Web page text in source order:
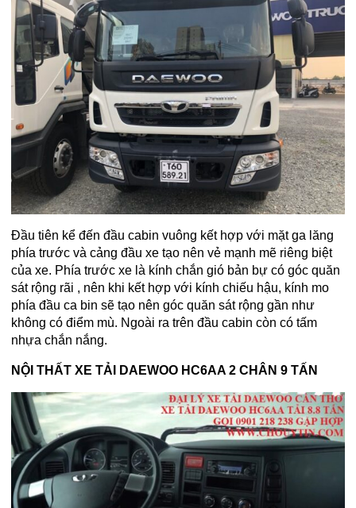
Đầu tiên kể đến đầu cabin vuông kết hợp với mặt ga lăng
phía trước và cảng đầu xe tạo nên vẻ mạnh mẽ riêng biệt
của xe. Phía trước xe là kính chắn gió bản bự có góc quăn
sát rộng rãi , nên khi kết hợp với kính chiếu hậu, kính mo
phía đầu ca bin sẽ tạo nên góc quăn sát rộng gần như
không có điểm mù. Ngoài ra trên đầu cabin còn có tấm
nhựa chắn nắng.
NỘI THẤT XE TẢI DAEWOO HC6AA 2 CHÂN 9 TẤN